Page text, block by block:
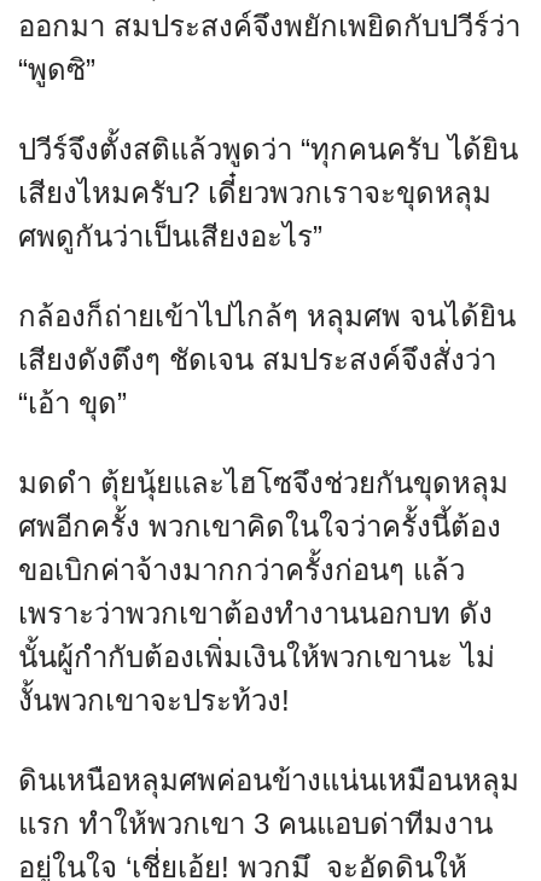
ออกมา สมประสงค์จึงพยักเพยิดกับปวีร์ว่า
“พูดซิ”
ปวีร์จึงตั้งสติแล้วพูดว่า “ทุกคนครับ ได้ยิน
เสียงไหมครับ? เดี๋ยวพวกเราจะขุดหลุม
ศพดูกันว่าเป็นเสียงอะไร”
กล้องก็ถ่ายเข้าไปไกล้ๆ หลุมศพ จนได้ยิน
เสียงดังตึงๆ ชัดเจน สมประสงค์จึงสั่งว่า
“เอ้า ขุด”
มดดำ ตุ้ยนุ้ยและไฮโซจึงช่วยกันขุดหลุม
ศพอีกครั้ง พวกเขาคิดในใจว่าครั้งนี้ต้อง
ขอเบิกค่าจ้างมากกว่าครั้งก่อนๆ แล้ว
เพราะว่าพวกเขาต้องทำงานนอกบท ดัง
นั้นผู้กำกับต้องเพิ่มเงินให้พวกเขานะ ไม่
งั้นพวกเขาจะประท้วง!
ดินเหนือหลุมศพค่อนข้างแน่นเหมือนหลุม
แรก ทำให้พวกเขา 3 คนแอบด่าทีมงาน
อยู่ในใจ ‘เชี่ยเอ้ย! พวกมึ_จะอัดดินให้